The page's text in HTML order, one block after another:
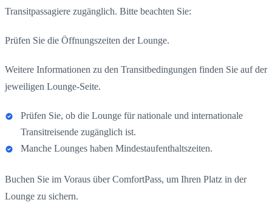
Transitpassagiere zugänglich. Bitte beachten Sie:
Prüfen Sie die Öffnungszeiten der Lounge.
Weitere Informationen zu den Transitbedingungen finden Sie auf der
jeweiligen Lounge-Seite.
Prüfen Sie, ob die Lounge für nationale und internationale
Transitreisende zugänglich ist.
Manche Lounges haben Mindestaufenthaltszeiten.
Buchen Sie im Voraus über ComfortPass, um Ihren Platz in der
Lounge zu sichern.